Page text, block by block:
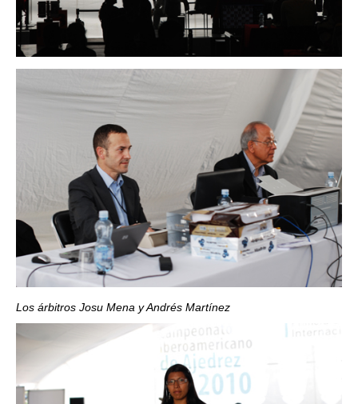
Los árbitros Josu Mena y Andrés Martínez